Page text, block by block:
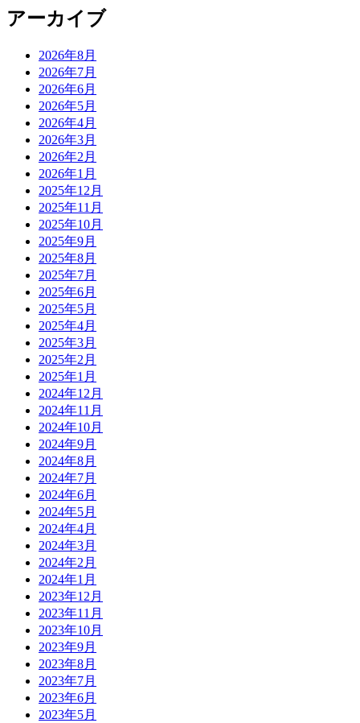
アーカイブ
2026年8月
2026年7月
2026年6月
2026年5月
2026年4月
2026年3月
2026年2月
2026年1月
2025年12月
2025年11月
2025年10月
2025年9月
2025年8月
2025年7月
2025年6月
2025年5月
2025年4月
2025年3月
2025年2月
2025年1月
2024年12月
2024年11月
2024年10月
2024年9月
2024年8月
2024年7月
2024年6月
2024年5月
2024年4月
2024年3月
2024年2月
2024年1月
2023年12月
2023年11月
2023年10月
2023年9月
2023年8月
2023年7月
2023年6月
2023年5月